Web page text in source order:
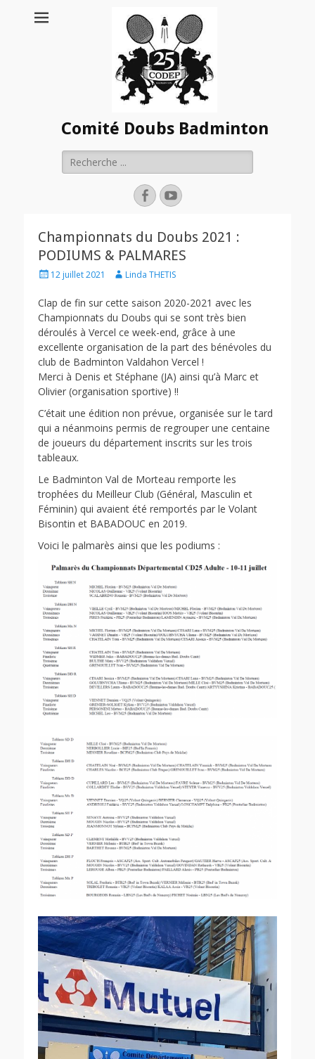
Comité Doubs Badminton
Rechercher :
FacebookYouTube
Championnats du Doubs 2021 :
PODIUMS & PALMARES
Posted12 juillet 2021 AuthorLinda THETIS
Clap de fin sur cette saison 2020-2021 avec les
Championnats du Doubs qui se sont très bien
déroulés à Vercel ce week-end, grâce à une
excellente organisation de la part des bénévoles du
club de Badminton Valdahon Vercel !
Merci à Denis et Stéphane (JA) ainsi qu’à Marc et
Olivier (organisation sportive) !!
C’était une édition non prévue, organisée sur le tard
qui a néanmoins permis de regrouper une centaine
de joueurs du département inscrits sur les trois
tableaux.
Le Badminton Val de Morteau remporte les
trophées du Meilleur Club (Général, Masculin et
Féminin) qui avaient été remportés par le Volant
Bisontin et BABADOUC en 2019.
Voici le palmarès ainsi que les podiums :